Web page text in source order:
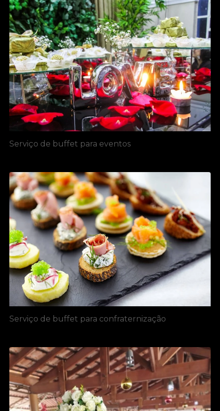
Serviço de buffet para eventos
Serviço de buffet para confraternização